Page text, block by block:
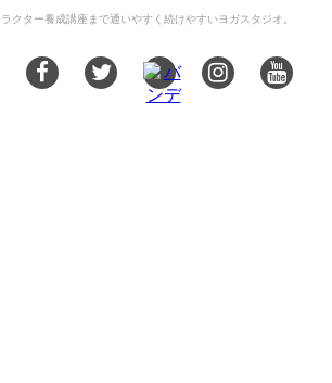
クター養成講座まで通いやすく続けやすいヨガスタジオ。